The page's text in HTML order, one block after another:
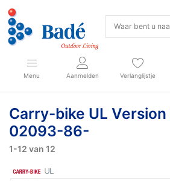
Menu Aanmelden Verlanglijstje
Carry-bike UL
02093-86-
1-12 van 12